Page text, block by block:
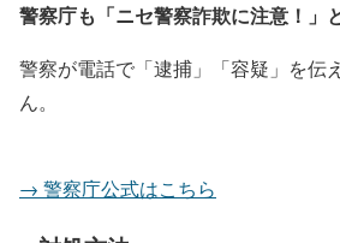
警察庁も「ニセ警察詐欺に注意！」
警察が電話で「逮捕」「容疑」を伝
ん。
→ 警察庁公式はこちら